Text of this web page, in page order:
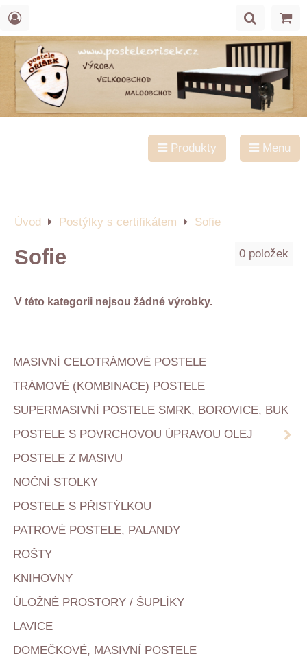
Produkty Menu
Úvod Postýlky s certifikátem Sofie
Sofie 0 položek
MASIVNÍ CELOTRÁMOVÉ POSTELE
TRÁMOVÉ (KOMBINACE) POSTELE
SUPERMASIVNÍ POSTELE SMRK, BOROVICE, BUK
POSTELE S POVRCHOVOU ÚPRAVOU OLEJ
POSTELE Z MASIVU
NOČNÍ STOLKY
POSTELE S PŘISTÝLKOU
PATROVÉ POSTELE, PALANDY
ROŠTY
KNIHOVNY
ÚLOŽNÉ PROSTORY / ŠUPLÍKY
LAVICE
DOMEČKOVÉ, MASIVNÍ POSTELE